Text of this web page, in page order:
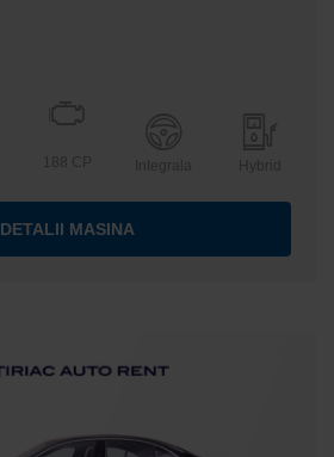
Hybrid
DETALII MASINA